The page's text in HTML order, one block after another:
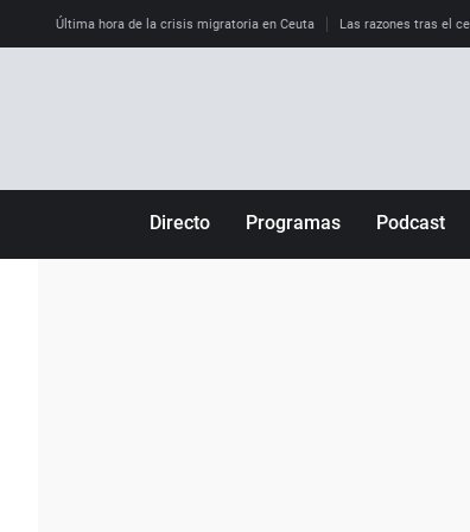
Última hora de la crisis migratoria en Ceuta Las razones tras el
Directo Programas Podcast